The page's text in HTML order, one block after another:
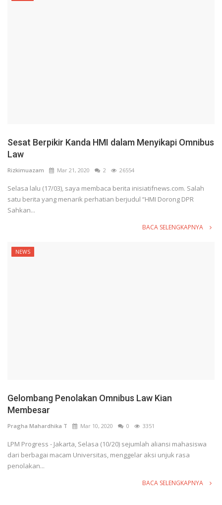
Sesat Berpikir Kanda HMI dalam Menyikapi Omnibus
Law
Rizkimuazam Mar 21, 2020 2 26554
Selasa lalu (17/03), saya membaca berita inisiatifnews.com. Salah
satu berita yang menarik perhatian berjudul “HMI Dorong DPR
Sahkan...
BACA SELENGKAPNYA
NEWS
Gelombang Penolakan Omnibus Law Kian
Membesar
Pragha Mahardhika T Mar 10, 2020 0 3351
LPM Progress - Jakarta, Selasa (10/20) sejumlah aliansi mahasiswa
dari berbagai macam Universitas, menggelar aksi unjuk rasa
penolakan...
BACA SELENGKAPNYA